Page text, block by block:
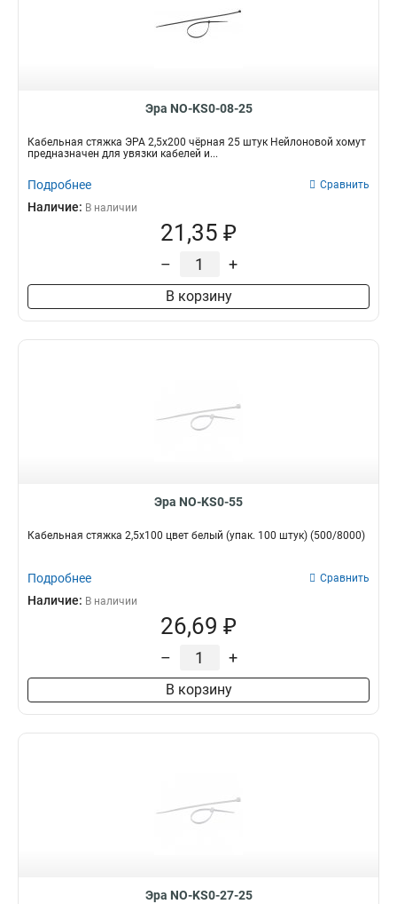
Эра NO-KS0-08-25
Кабельная стяжка ЭРА 2,5х200 чёрная 25 штук Нейлоновой хомут
предназначен для увязки кабелей и...
Подробнее Сравнить
Наличие: В наличии
21,35 ₽
– +
В корзину
Эра NO-KS0-55
Кабельная стяжка 2,5х100 цвет белый (упак. 100 штук) (500/8000)
Подробнее Сравнить
Наличие: В наличии
26,69 ₽
– +
В корзину
Эра NO-KS0-27-25